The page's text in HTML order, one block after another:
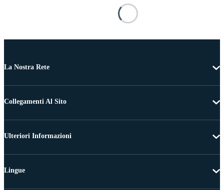
La Nostra Rete
Collegamenti Al Sito
Ulteriori Informazioni
Lingue